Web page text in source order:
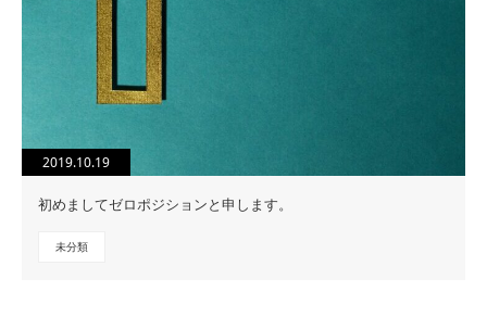
2019.10.19
初めましてゼロポジションと申します。
未分類